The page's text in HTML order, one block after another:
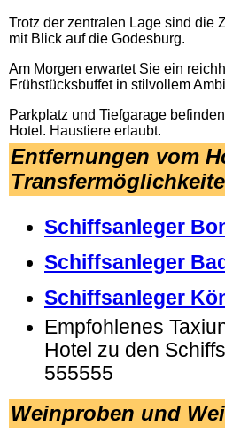
Trotz der zentralen Lage sind die
mit Blick auf die Godesburg.
Am Morgen erwartet Sie ein
Frühstücksbuffet in stilvollem
Parkplatz und Tiefgarage
Hotel. Haustiere erlaubt.
Entfernungen vom
Schiffsanleger
Schiffsanleger
Schiffsanleger
Empfohlenes
Hotel zu den
555555
Weinproben und